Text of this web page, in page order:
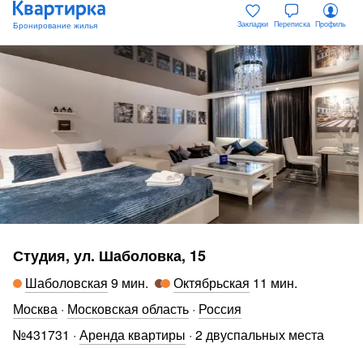
Закладки Переписка Профиль
Студия, ул. Шаболовка, 15
Шаболовская 9 мин. Октябрьская 11 мин.
Москва · Московская область · Россия
№431731 · Аренда квартиры · 2 двуспальных места